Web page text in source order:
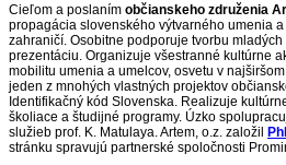
Cieľom a poslaním občianskeho združenia
propagácia slovenského výtvarného umenia
zahraničí. Osobitne podporuje tvorbu
prezentáciu. Organizuje všestranné kultúrne
mobilitu umenia a umelcov, osvetu v
jeden z mnohých vlastných projektov
Identifikačný kód Slovenska. Realizuje
školiace a študijné programy. Úzko
služieb prof. K. Matulaya. Artem, o.z. založil
stránku spravujú partnerské spoločnosti